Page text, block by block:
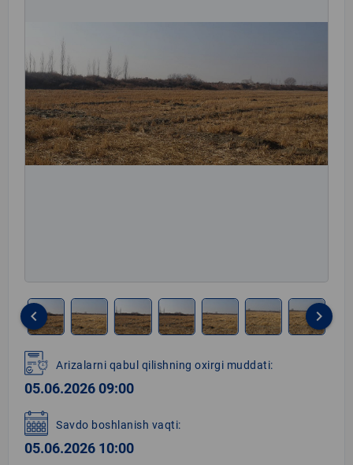
1
of
8
keyboard_arrow_left keyboard_arrow_right
Arizalarni qabul qilishning oxirgi muddati:
05.06.2026 09:00
Savdo boshlanish vaqti:
05.06.2026 10:00